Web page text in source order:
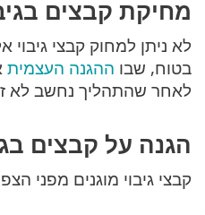
מחיקת קבצים
לא ניתן למחוק קבצי
בטוח, שבו ההגנה העצמית
לאחר שהתהליך נחשב לא
הגנה על קבצים
קבצי גיבוי מוגנים מפני